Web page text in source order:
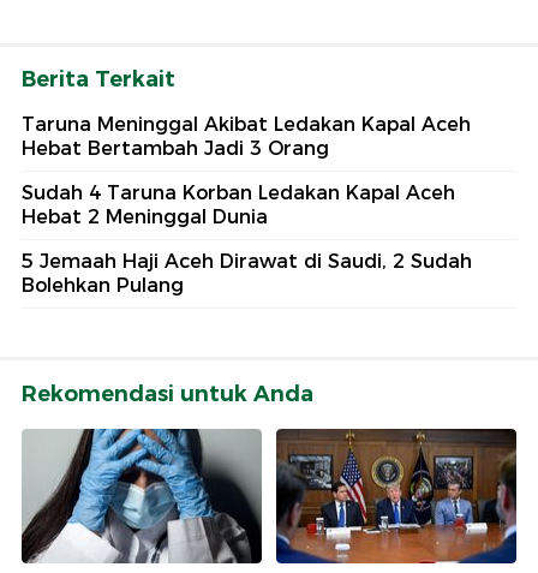
Berita Terkait
Taruna Meninggal Akibat Ledakan Kapal Aceh
Hebat Bertambah Jadi 3 Orang
Sudah 4 Taruna Korban Ledakan Kapal Aceh
Hebat 2 Meninggal Dunia
5 Jemaah Haji Aceh Dirawat di Saudi, 2 Sudah
Bolehkan Pulang
Rekomendasi untuk Anda